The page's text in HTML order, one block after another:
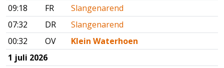
09:18
FR
Slangenarend
07:32
DR
Slangenarend
00:32
OV
Klein Waterhoen
1 juli 2026